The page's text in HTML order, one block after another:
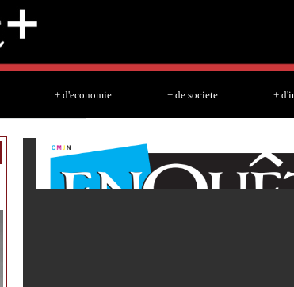
+ d'economie + de societe +